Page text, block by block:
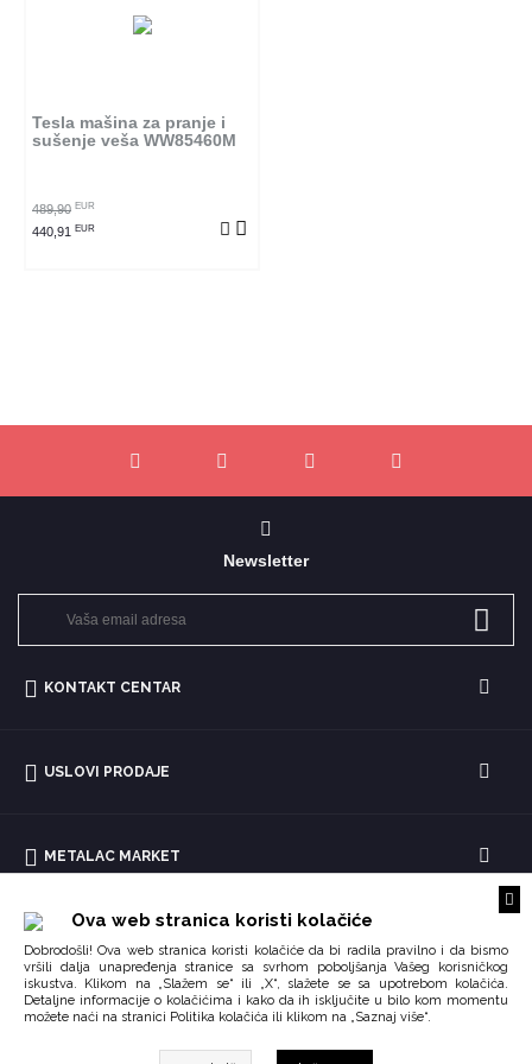
Ova web stranica koristi kolačiće
Dobrodošli! Ova web stranica koristi kolačiće da bi radila pravilno i da bismo
vršili dalja unapređenja stranice sa svrhom poboljšanja Vašeg korisničkog
iskustva. Klikom na „Slažem se“ ili „X“, slažete se sa upotrebom kolačića.
Detaljne informacije o kolačićima i kako da ih isključite u bilo kom momentu
možete naći na stranici Politika kolačića ili klikom na „Saznaj više“.
Tesla mašina za pranje i
sušenje veša WW85460M
489,90 EUR
440,91 EUR
Newsletter
KONTAKT CENTAR
USLOVI PRODAJE
METALAC MARKET